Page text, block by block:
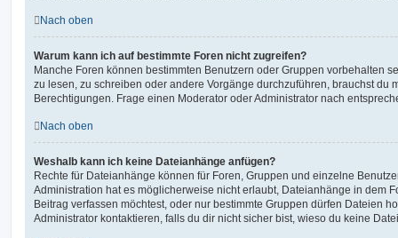
Nach oben
Warum kann ich auf bestimmte Foren nicht zugreifen?
Manche Foren können bestimmten Benutzern oder Gruppen vorbehalten
zu lesen, zu schreiben oder andere Vorgänge durchzuführen, brauchst du
Berechtigungen. Frage einen Moderator oder Administrator nach
Nach oben
Weshalb kann ich keine Dateianhänge anfügen?
Rechte für Dateianhänge können für Foren, Gruppen und einzelne
Administration hat es möglicherweise nicht erlaubt, Dateianhänge in dem
Beitrag verfassen möchtest, oder nur bestimmte Gruppen dürfen Dateien
Administrator kontaktieren, falls du dir nicht sicher bist, wieso du keine